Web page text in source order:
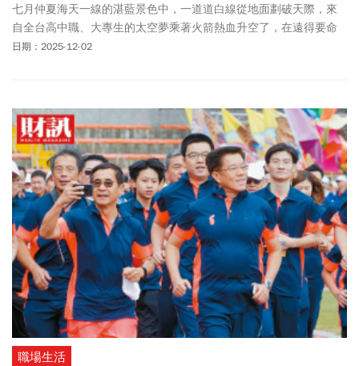
七月仲夏海天一線的湛藍景色中，一道道白線從地面劃破天際，來
自全台高中職、大專生的太空夢乘著火箭熱血升空了，在遠得要命
的國境之南─屏東旭海科研火箭發射場第一屆台灣盃火箭競賽正式
東縣滿州鄉九棚村。
日期：2025-12-02
職場生活